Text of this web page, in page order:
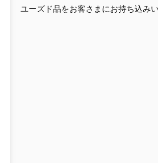
ユーズド品をお客さまにお持ち込み